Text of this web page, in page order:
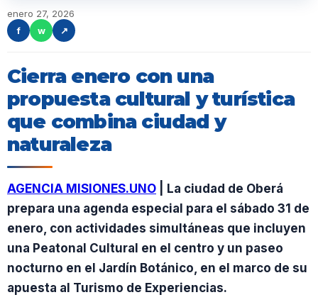
enero 27, 2026
f
w ↗
Cierra enero con una
propuesta cultural y turística
que combina ciudad y
naturaleza
AGENCIA MISIONES.UNO | La ciudad de Oberá
prepara una agenda especial para el sábado 31 de
enero, con actividades simultáneas que incluyen
una Peatonal Cultural en el centro y un paseo
nocturno en el Jardín Botánico, en el marco de su
apuesta al Turismo de Experiencias.